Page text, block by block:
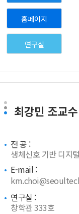
홈페이지
연구실
최강민 조교수
전 공 :
생체신호 기반 디지
E-mail :
연구실 :
창학관 333호